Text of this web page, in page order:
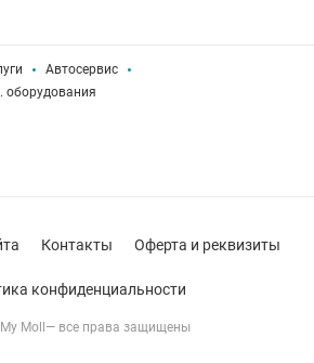
Автосервис
оборудования
Moll— все права защищены
Контакты Оферта и реквизиты
конфиденциальности